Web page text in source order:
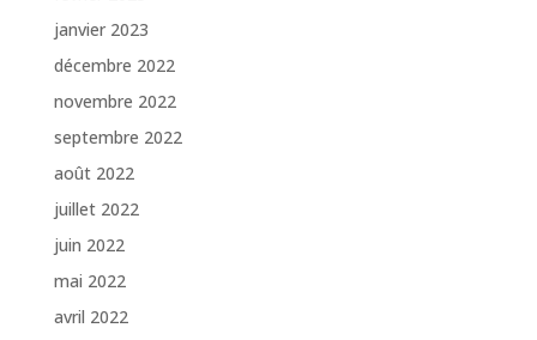
janvier 2023
décembre 2022
novembre 2022
septembre 2022
août 2022
juillet 2022
juin 2022
mai 2022
avril 2022